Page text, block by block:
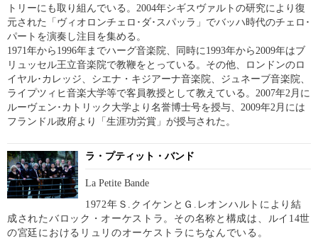
トリーにも取り組んでいる。2004年シギスヴァルトの研究により復
元された「ヴィオロンチェロ･ダ･スパッラ」でバッハ時代のチェロ･
パートを演奏し注目を集める。
1971年から1996年までハーグ音楽院、同時に1993年から2009年はブ
リュッセル王立音楽院で教鞭をとっている。その他、ロンドンのロ
イヤル･カレッジ、シエナ・キジアーナ音楽院、ジュネーブ音楽院、
ライプツィヒ音楽大学等で客員教授として教えている。2007年2月に
ルーヴェン･カトリック大学より名誉博士号を授与、2009年2月には
フランドル政府より「生涯功労賞」が授与された。
ラ・プティット・バンド
La Petite Bande
1972年Ｓ.クイケンとＧ.レオンハルトにより結
成されたバロック・オーケストラ。 その名称と構成は、ルイ14世
の宮廷におけるリュリのオーケストラにちなんでいる。